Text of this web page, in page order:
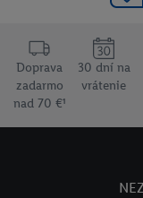
Doprava
zadarmo
nad 70 €¹
30 dní na
vrátenie